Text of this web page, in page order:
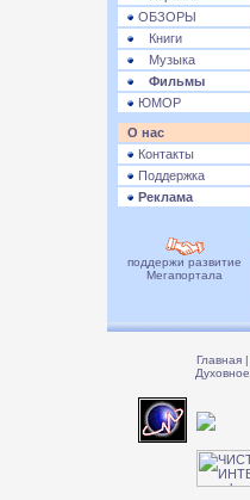
ОБЗОРЫ
Книги
Музыка
Фильмы
ЮМОР
О нас
Контакты
Поддержка
Реклама
поддержи развитие
Мегапортала
Главная |
Духовное